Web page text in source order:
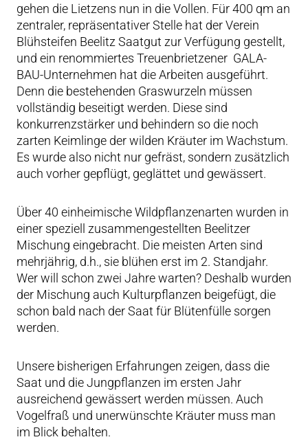
gehen die Lietzens nun in die Vollen. Für 400 qm an
zentraler, repräsentativer Stelle hat der Verein
Blühsteifen Beelitz Saatgut zur Verfügung gestellt,
und ein renommiertes Treuenbrietzener GALA-
BAU-Unternehmen hat die Arbeiten ausgeführt.
Denn die bestehenden Graswurzeln müssen
vollständig beseitigt werden. Diese sind
konkurrenzstärker und behindern so die noch
zarten Keimlinge der wilden Kräuter im Wachstum.
Es wurde also nicht nur gefräst, sondern zusätzlich
auch vorher gepflügt, geglättet und gewässert.
Über 40 einheimische Wildpflanzenarten wurden in
einer speziell zusammengestellten Beelitzer
Mischung eingebracht. Die meisten Arten sind
mehrjährig, d.h., sie blühen erst im 2. Standjahr.
Wer will schon zwei Jahre warten? Deshalb wurden
der Mischung auch Kulturpflanzen beigefügt, die
schon bald nach der Saat für Blütenfülle sorgen
werden.
Unsere bisherigen Erfahrungen zeigen, dass die
Saat und die Jungpflanzen im ersten Jahr
ausreichend gewässert werden müssen. Auch
Vogelfraß und unerwünschte Kräuter muss man
im Blick behalten.